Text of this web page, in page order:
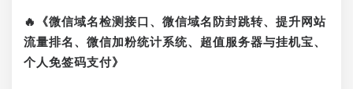
🔥《微信域名检测接口、微信域名防封跳转、提升网站
流量排名、微信加粉统计系统、超值服务器与挂机宝、
个人免签码支付》